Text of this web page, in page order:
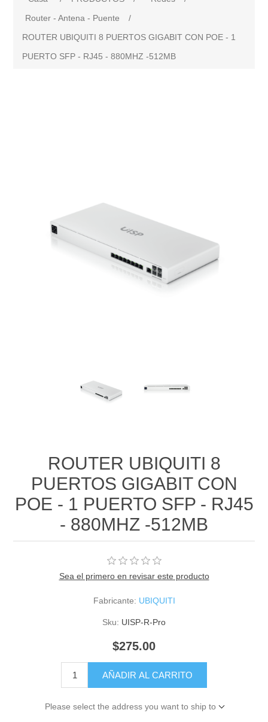
Router - Antena - Puente
/
ROUTER UBIQUITI 8 PUERTOS GIGABIT CON POE - 1
PUERTO SFP - RJ45 - 880MHZ -512MB
ROUTER UBIQUITI 8
PUERTOS GIGABIT CON
POE - 1 PUERTO SFP - RJ45
- 880MHZ -512MB
Sea el primero en revisar este producto
Fabricante: UBIQUITI
Sku: UISP-R-Pro
$275.00
AÑADIR AL CARRITO
Please select the address you want to ship to